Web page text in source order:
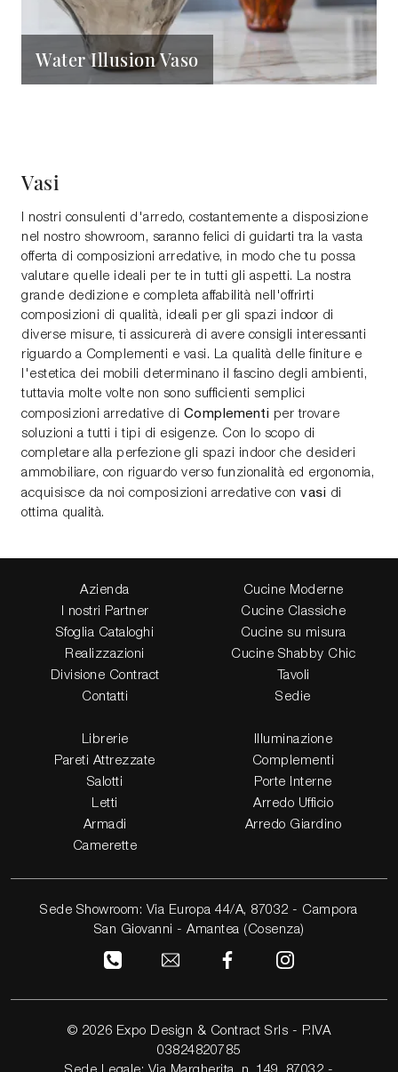
Water Illusion Vaso
Vasi
I nostri consulenti d'arredo, costantemente a disposizione
nel nostro showroom, saranno felici di guidarti tra la vasta
offerta di composizioni arredative, in modo che tu possa
valutare quelle ideali per te in tutti gli aspetti. La nostra
grande dedizione e completa affabilità nell'offrirti
composizioni di qualità, ideali per gli spazi indoor di
diverse misure, ti assicurerà di avere consigli interessanti
riguardo a Complementi e vasi. La qualità delle finiture e
l'estetica dei mobili determinano il fascino degli ambienti,
tuttavia molte volte non sono sufficienti semplici
composizioni arredative di Complementi per trovare
soluzioni a tutti i tipi di esigenze. Con lo scopo di
completare alla perfezione gli spazi indoor che desideri
ammobiliare, con riguardo verso funzionalità ed ergonomia,
acquisisce da noi composizioni arredative con vasi di
ottima qualità.
Azienda
I nostri Partner
Sfoglia Cataloghi
Realizzazioni
Divisione Contract
Contatti
Cucine Moderne
Cucine Classiche
Cucine su misura
Cucine Shabby Chic
Tavoli
Sedie
Librerie
Pareti Attrezzate
Salotti
Letti
Armadi
Camerette
Illuminazione
Complementi
Porte Interne
Arredo Ufficio
Arredo Giardino
Sede Showroom: Via Europa 44/A, 87032 - Campora
San Giovanni - Amantea (Cosenza)
© 2026 Expo Design & Contract Srls - P.IVA
03824820785